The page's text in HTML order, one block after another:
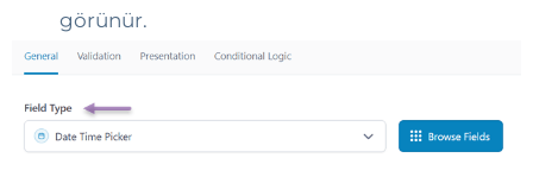
görünür.